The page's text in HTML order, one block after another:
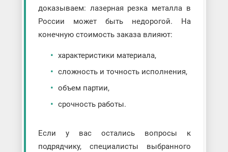
доказываем: лазерная резка металла в
России может быть недорогой. На
конечную стоимость заказа влияют:
характеристики материала,
сложность и точность исполнения,
объем партии,
срочность работы.
Если у вас остались вопросы к
подрядчику, специалисты выбранного